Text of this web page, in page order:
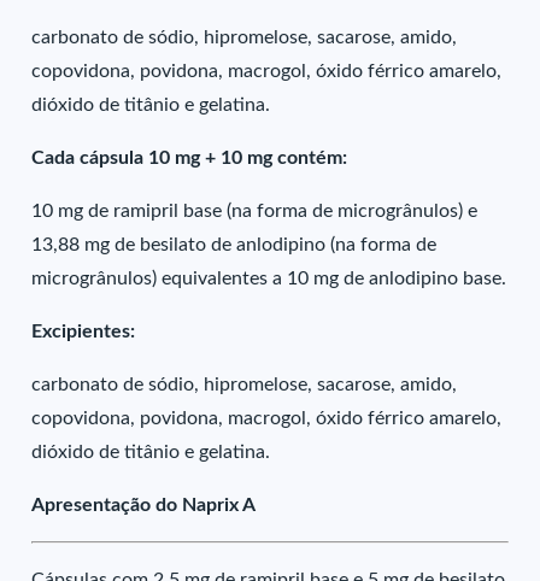
carbonato de sódio, hipromelose, sacarose, amido,
copovidona, povidona, macrogol, óxido férrico amarelo,
dióxido de titânio e gelatina.
Cada cápsula 10 mg + 10 mg contém:
10 mg de ramipril base (na forma de microgrânulos) e
13,88 mg de besilato de anlodipino (na forma de
microgrânulos) equivalentes a 10 mg de anlodipino base.
Excipientes:
carbonato de sódio, hipromelose, sacarose, amido,
copovidona, povidona, macrogol, óxido férrico amarelo,
dióxido de titânio e gelatina.
Apresentação do Naprix A